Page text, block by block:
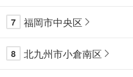
7 福岡市中央区
8 北九州市小倉南区